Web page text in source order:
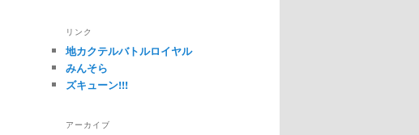
リンク
地カクテルバトルロイヤル
みんそら
ズキューン!!!
アーカイブ